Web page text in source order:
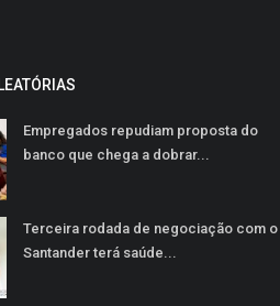
Empregados repudiam proposta do
banco que chega a dobrar...
Terceira rodada de negociação com o
Santander terá saúde...